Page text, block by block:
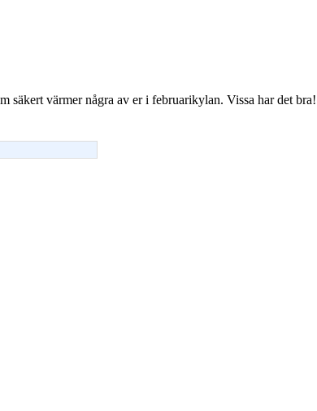
säkert värmer några av er i februarikylan. Vissa har det bra!